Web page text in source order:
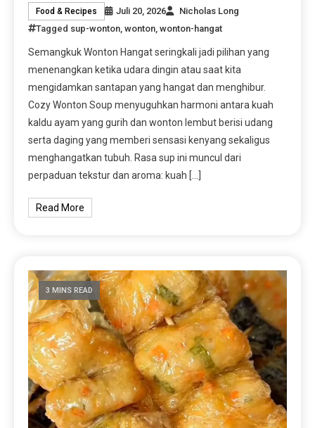
Food & Recipes Juli 20, 2026
Nicholas Long
Tagged sup-wonton ,wonton ,wonton-hangat
Semangkuk Wonton Hangat seringkali jadi pilihan yang
menenangkan ketika udara dingin atau saat kita
mengidamkan santapan yang hangat dan menghibur.
Cozy Wonton Soup menyuguhkan harmoni antara kuah
kaldu ayam yang gurih dan wonton lembut berisi udang
serta daging yang memberi sensasi kenyang sekaligus
menghangatkan tubuh. Rasa sup ini muncul dari
perpaduan tekstur dan aroma: kuah […]
Read More
3 MINS READ